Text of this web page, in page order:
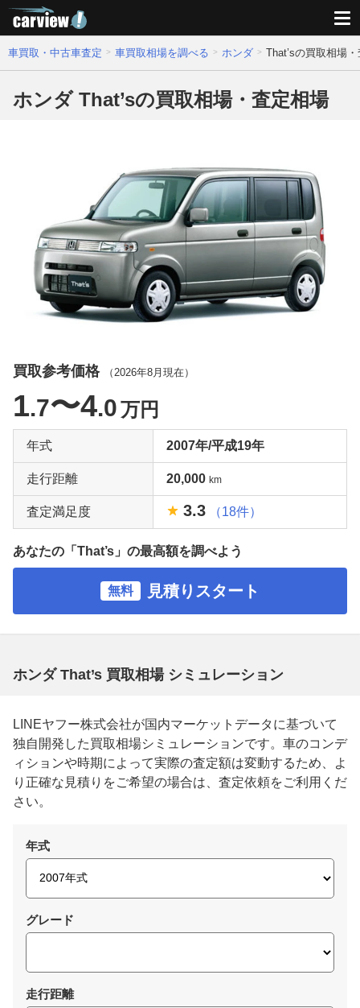
車買取・中古車査定 車買取相場を調べる ホンダ That’sの買取相場
ホンダ That’sの買取相場・査定相場
買取参考価格 （ 2026年8月 現在）
1.7〜4.0万円
年式 2007年/平成19年
走行距離 20,000 km
査定満足度 3.3 （18件）
あなたの「That’s」の最高額を調べよう
無料 見積りスタート
ホンダ That’s 買取相場 シミュレーション
LINEヤフー株式会社が国内マーケットデータに基づいて
独自開発した買取相場シミュレーションです。車のコンデ
ィションや時期によって実際の査定額は変動するため、よ
り正確な見積りをご希望の場合は、査定依頼をご利用くだ
さい。
年式
グレード
走行距離